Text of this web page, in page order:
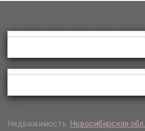
Недвижимость: Новосибирская обл.